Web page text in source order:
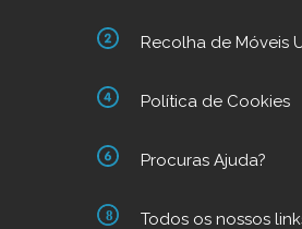
Recolha de Móveis
Política de Cookies
Procuras Ajuda?
Todos os nossos